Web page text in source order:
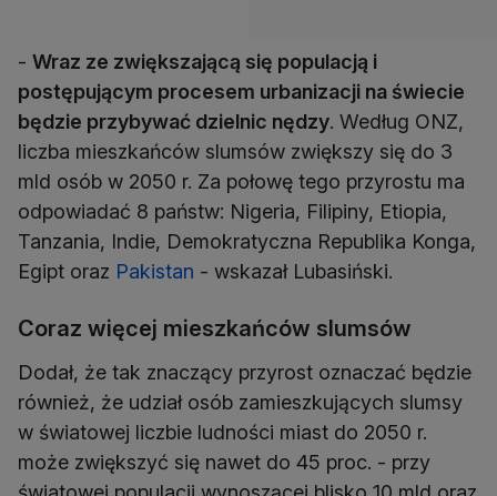
- Wraz ze zwiększającą się populacją i
postępującym procesem urbanizacji na świecie
będzie przybywać dzielnic nędzy. Według ONZ,
liczba mieszkańców slumsów zwiększy się do 3
mld osób w 2050 r. Za połowę tego przyrostu ma
odpowiadać 8 państw: Nigeria, Filipiny, Etiopia,
Tanzania, Indie, Demokratyczna Republika Konga,
Egipt oraz Pakistan - wskazał Lubasiński.
Coraz więcej mieszkańców slumsów
Dodał, że tak znaczący przyrost oznaczać będzie
również, że udział osób zamieszkujących slumsy
w światowej liczbie ludności miast do 2050 r.
może zwiększyć się nawet do 45 proc. - przy